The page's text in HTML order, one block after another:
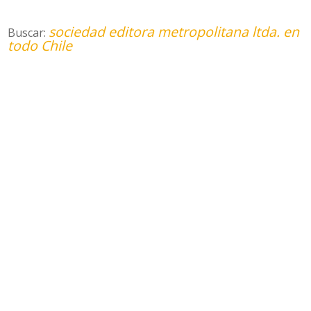
Buscar: sociedad editora metropolitana ltda. en
todo Chile